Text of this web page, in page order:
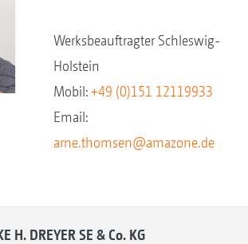
Werksbeauftragter Schleswig-
Holstein
Mobil:+49 (0)151 12119933
Email:
arne.thomsen@amazone.de
H. DREYER SE & Co. KG